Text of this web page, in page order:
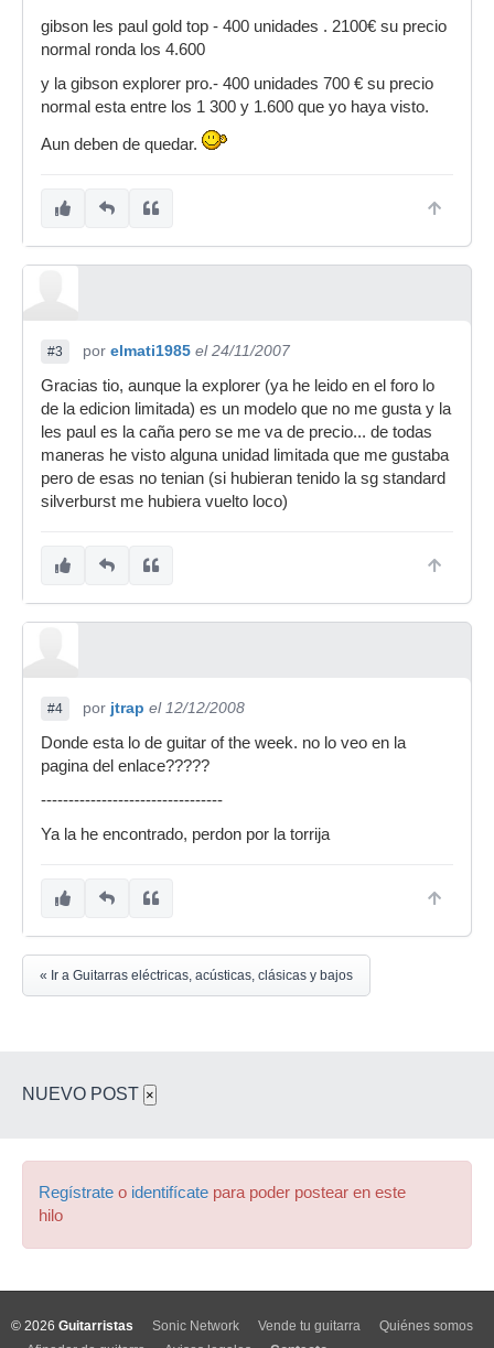
gibson les paul gold top - 400 unidades . 2100€ su precio
normal ronda los 4.600
y la gibson explorer pro.- 400 unidades 700 € su precio
normal esta entre los 1 300 y 1.600 que yo haya visto.
Aun deben de quedar.
#3 por elmati1985 el 24/11/2007
Gracias tio, aunque la explorer (ya he leido en el foro lo
de la edicion limitada) es un modelo que no me gusta y la
les paul es la caña pero se me va de precio... de todas
maneras he visto alguna unidad limitada que me gustaba
pero de esas no tenian (si hubieran tenido la sg standard
silverburst me hubiera vuelto loco)
#4 por jtrap el 12/12/2008
Donde esta lo de guitar of the week. no lo veo en la
pagina del enlace?????
---------------------------------
Ya la he encontrado, perdon por la torrija
« Ir a Guitarras eléctricas, acústicas, clásicas y bajos
NUEVO POST ×
Regístrate o identifícate para poder postear en este
hilo
© 2026 Guitarristas Sonic Network Vende tu guitarra
Quiénes somos